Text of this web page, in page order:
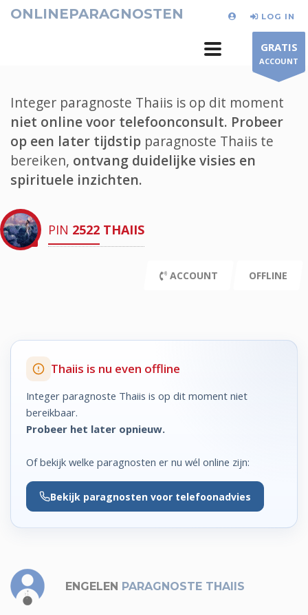
ONLINEPARAGNOSTEN LOG IN
GRATIS
ACCOUNT
Integer paragnoste Thaiis is op dit moment
niet online voor telefoonconsult. Probeer
op een later tijdstip paragnoste Thaiis te
bereiken, ontvang duidelijke visies en
spirituele inzichten.
PIN 2522 THAIIS
ACCOUNT OFFLINE
Thaiis is nu even offline
Integer paragnoste Thaiis is op dit moment niet
bereikbaar.
Probeer het later opnieuw.
Of bekijk welke paragnosten er nu wél online zijn:
Bekijk paragnosten voor telefoonadvies
ENGELEN PARAGNOSTE THAIIS